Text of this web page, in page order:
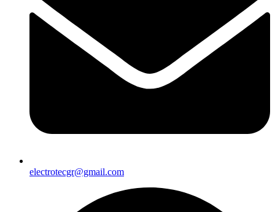
electrotecgr@gmail.com